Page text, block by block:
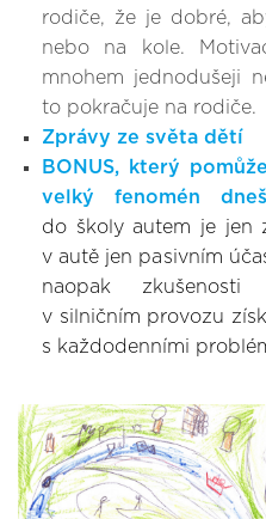
rodiče, že je dobré,
nebo na kole.
mnohem jednodušeji
to pokračuje na rodiče.
Zprávy ze světa dětí
BONUS, který
velký fenomén
do školy autem je jen
v autě jen pasivním
naopak
v silničním provozu
s každodenními